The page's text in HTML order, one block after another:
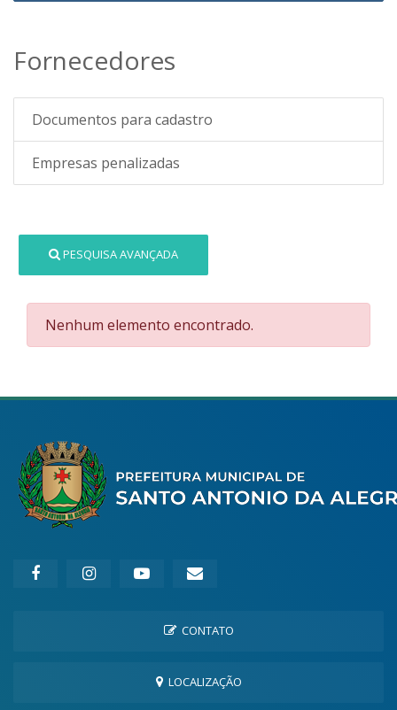
Fornecedores
Documentos para cadastro
Empresas penalizadas
PESQUISA AVANÇADA
Nenhum elemento encontrado.
CONTATO
LOCALIZAÇÃO